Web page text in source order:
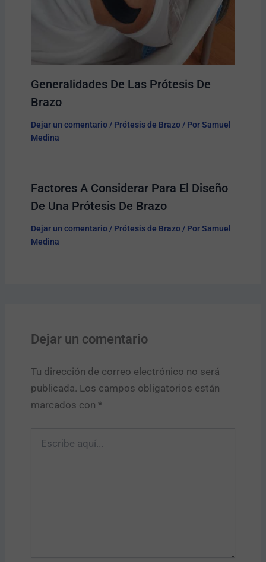
Generalidades De Las Prótesis De
Brazo
Dejar un comentario / Prótesis de Brazo/ PorSamuel
Medina
Factores A Considerar Para El Diseño
De Una Prótesis De Brazo
Dejar un comentario / Prótesis de Brazo/ PorSamuel
Medina
Dejar un comentario
Tu dirección de correo electrónico no será
publicada. Los campos obligatorios están
marcados con *
aquí...